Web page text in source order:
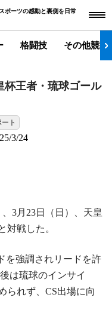
ーツの感動と裏側を日常
格闘技 その他競技
杯王者・琉球ゴール
ト
3/24
3月23日（日）、天皇
対戦した。
を強調されリードを許
は琉球のインサイ
られず、CS出場に向